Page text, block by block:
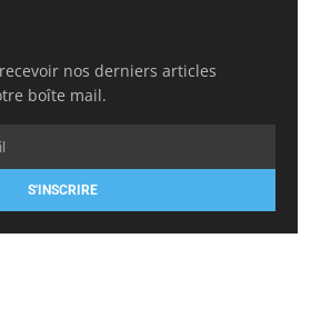
nos derniers articles
boîte mail.
S'INSCRIRE